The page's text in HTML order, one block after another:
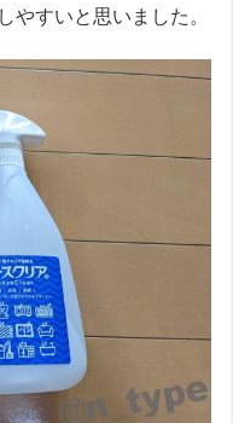
すいと思いました。